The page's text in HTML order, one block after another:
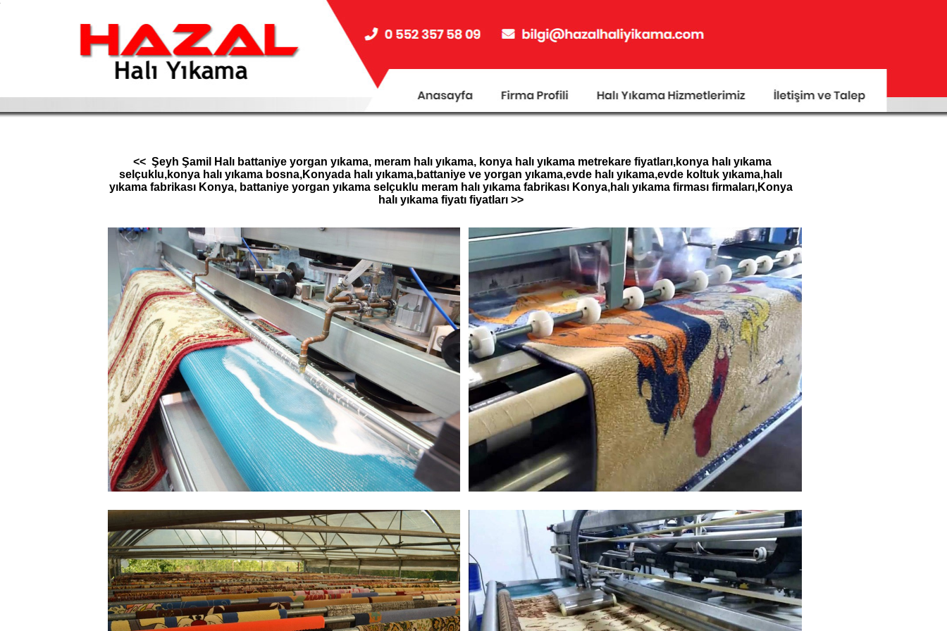
<< Şeyh Şamil Halı battaniye yorgan yıkama, meram halı yıkama, konya halı yıkama metrekare fiyatları,konya halı yıkama
selçuklu,konya halı yıkama bosna,Konyada halı yıkama,battaniye ve yorgan yıkama,evde halı yıkama,evde koltuk yıkama,halı
yıkama fabrikası Konya, battaniye yorgan yıkama selçuklu meram halı yıkama fabrikası Konya,halı yıkama firması firmaları,Konya
halı yıkama fiyatı fiyatları >>